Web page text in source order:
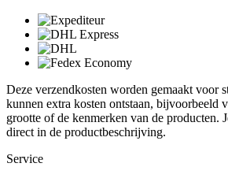
Deze verzendkosten worden gemaakt voor
kunnen extra kosten ontstaan, bijvoorbeeld
grootte of de kenmerken van de producten.
direct in de productbeschrijving.
Service